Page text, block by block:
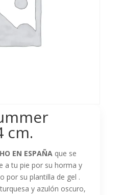
cm.
EN ESPAÑAque se
a tu pie por su horma y
por su plantilla de gel .
y azulón oscuro,